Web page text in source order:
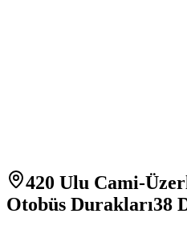
420 Ulu Cami-
Otobüs Durakları38